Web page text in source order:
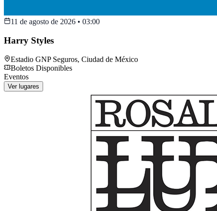
11 de agosto de 2026 • 03:00
Harry Styles
Estadio GNP Seguros, Ciudad de México
Boletos Disponibles
Eventos
Ver lugares